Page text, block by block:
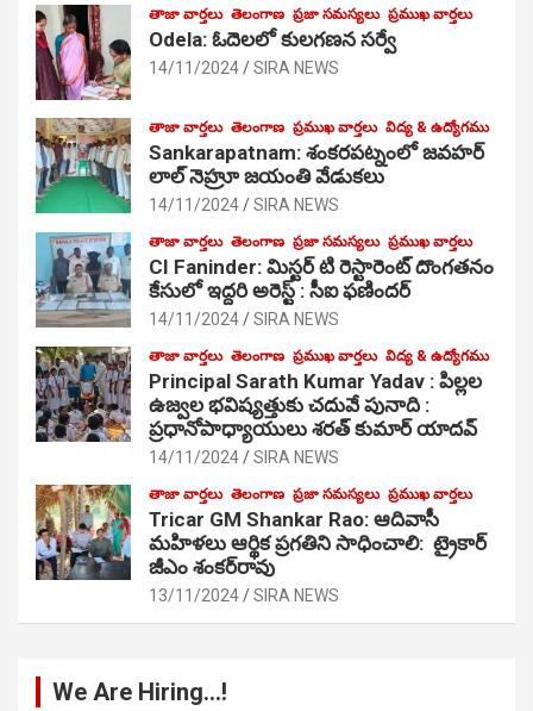
తాజా వార్తలు తెలంగాణ ప్రజా సమస్యలు ప్రముఖ వార్తలు
Odela: ఓదెలలో కులగణన సర్వే
14/11/2024 SIRA NEWS
తాజా వార్తలు తెలంగాణ ప్రముఖ వార్తలు విద్య & ఉద్యోగము
Sankarapatnam: శంకరపట్నంలో జవహర్
లాల్ నెహ్రూ జయంతి వేడుకలు
14/11/2024 SIRA NEWS
తాజా వార్తలు తెలంగాణ ప్రజా సమస్యలు ప్రముఖ వార్తలు
CI Faninder: మిస్టర్ టి రెస్టారెంట్ దొంగతనం
కేసులో ఇద్దరి అరెస్ట్ : సీఐ ఫణిందర్
14/11/2024 SIRA NEWS
తాజా వార్తలు తెలంగాణ ప్రముఖ వార్తలు విద్య & ఉద్యోగము
Principal Sarath Kumar Yadav : పిల్లల
ఉజ్వల భవిష్యత్తుకు చదువే పునాది :
ప్రధానోపాధ్యాయులు శరత్ కుమార్ యాదవ్
14/11/2024 SIRA NEWS
తాజా వార్తలు తెలంగాణ ప్రజా సమస్యలు ప్రముఖ వార్తలు
Tricar GM Shankar Rao: ఆదివాసీ
మహిళలు ఆర్థిక ప్రగతిని సాధించాలి: ట్రైకార్
జీఎం శంకర్‌రావు
13/11/2024 SIRA NEWS
We Are Hiring…!